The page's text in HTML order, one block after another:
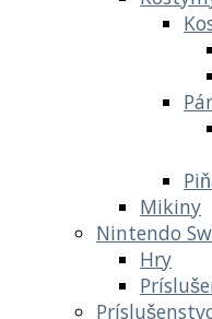
Mikiny
Nintendo
Hry